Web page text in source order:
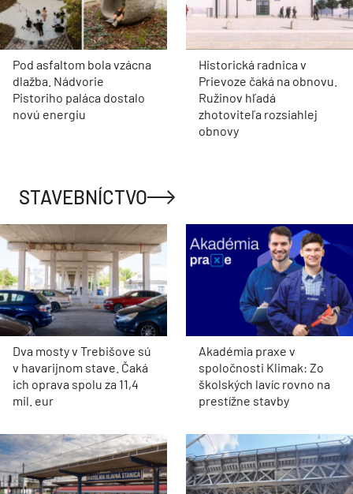
Pod asfaltom bola vzácna
dlažba. Nádvorie
Pistoriho paláca dostalo
novú energiu
Historická radnica v
Prievoze čaká na obnovu.
Ružinov hľadá
zhotoviteľa rozsiahlej
obnovy
STAVEBNÍCTVO
Dva mosty v Trebišove sú
v havarijnom stave. Čaká
ich oprava spolu za 11,4
mil. eur
Akadémia praxe v
spoločnosti Klimak: Zo
školských lavíc rovno na
prestížne stavby